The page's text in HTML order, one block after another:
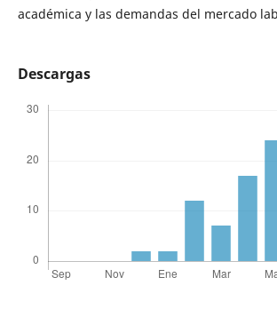
académica y las demandas del mercado
Descargas